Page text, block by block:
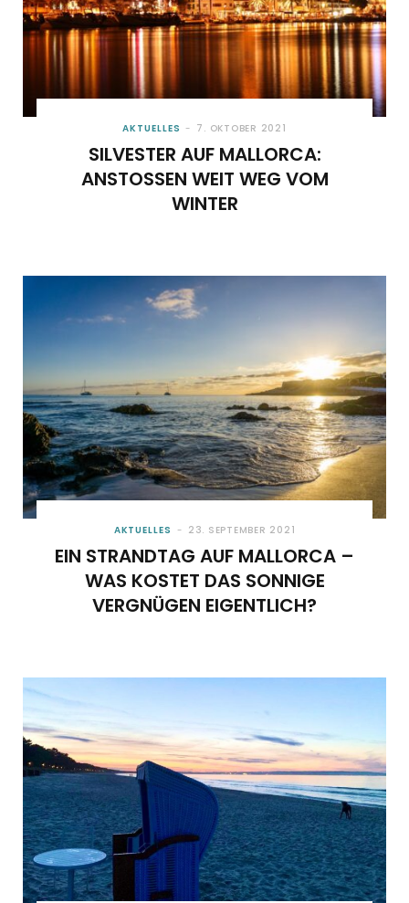
AKTUELLES 7. OKTOBER 2021
SILVESTER AUF MALLORCA:
ANSTOSSEN WEIT WEG VOM W
INTER
AKTUELLES 23. SEPTEMBER 2021
EIN STRANDTAG AUF MALLORCA –
WAS KOSTET DAS SONNIGE
VERGNÜGEN EIGENTLICH?